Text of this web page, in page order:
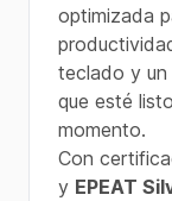
optimizada
teclado y un
que esté
momento.
Con
y EPEAT